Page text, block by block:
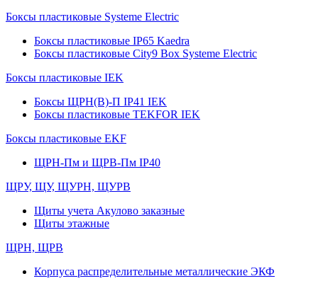
Боксы пластиковые Systeme Electric
Боксы пластиковые IP65 Kaedra
Боксы пластиковые City9 Box Systeme Electric
Боксы пластиковые IEK
Боксы ЩРН(В)-П IP41 IEK
Боксы пластиковые TEKFOR IEK
Боксы пластиковые EKF
ЩРН-Пм и ЩРВ-Пм IP40
ЩРУ, ЩУ, ЩУРН, ЩУРВ
Щиты учета Акулово заказные
Щиты этажные
ЩРН, ЩРВ
Корпуса распределительные металлические ЭКФ